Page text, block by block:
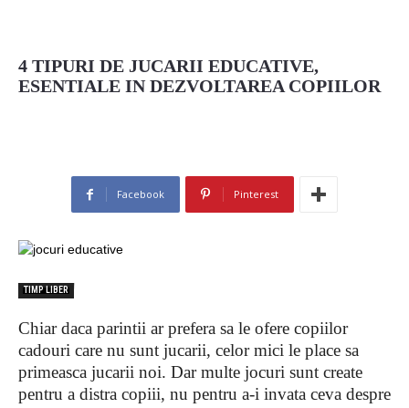
4 TIPURI DE JUCARII EDUCATIVE,
ESENTIALE IN DEZVOLTAREA COPIILOR
Facebook Pinterest
TIMP LIBER
Chiar daca parintii ar prefera sa le ofere copiilor
cadouri care nu sunt jucarii, celor mici le place sa
primeasca jucarii noi. Dar multe jocuri sunt create
pentru a distra copiii, nu pentru a-i invata ceva despre